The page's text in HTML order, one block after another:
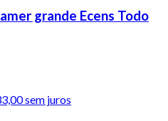
grande Ecens Todo
sem juros